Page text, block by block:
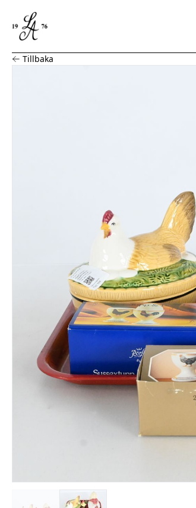
Parti ägghönor, äggkoppar, Rörstrand mm
Tillbaka